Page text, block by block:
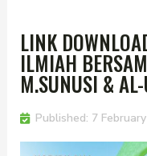
LINK
ILMIAH
M.SUNUSI &
Published: 7